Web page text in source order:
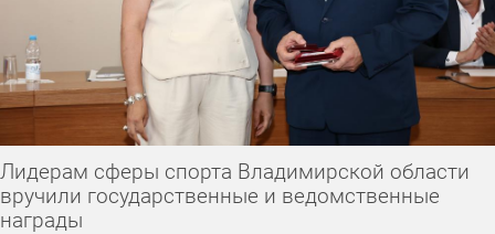
Лидерам сферы спорта Владимирской области
вручили государственные и ведомственные
награды